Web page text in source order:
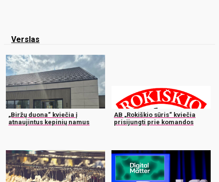
Verslas
„Biržų duona“ kviečia į
atnaujintus kepinių namus
AB „Rokiškio sūris“ kviečia
prisijungti prie komandos